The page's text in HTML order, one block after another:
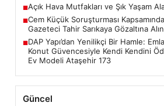
■Açık Hava Mutfakları ve Şık Yaşam
■Cem Küçük Soruşturması Kapsamında
Gazeteci Tahir Sarıkaya Gözaltına
■DAP Yapı’dan Yenilikçi Bir Hamle:
Konut Güvencesiyle Kendi Kendini
Ev Modeli Ataşehir 173
Güncel